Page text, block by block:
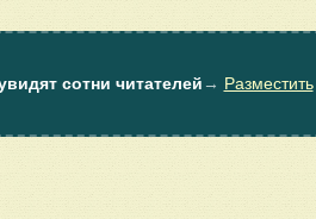
сотни читателей → Разместить